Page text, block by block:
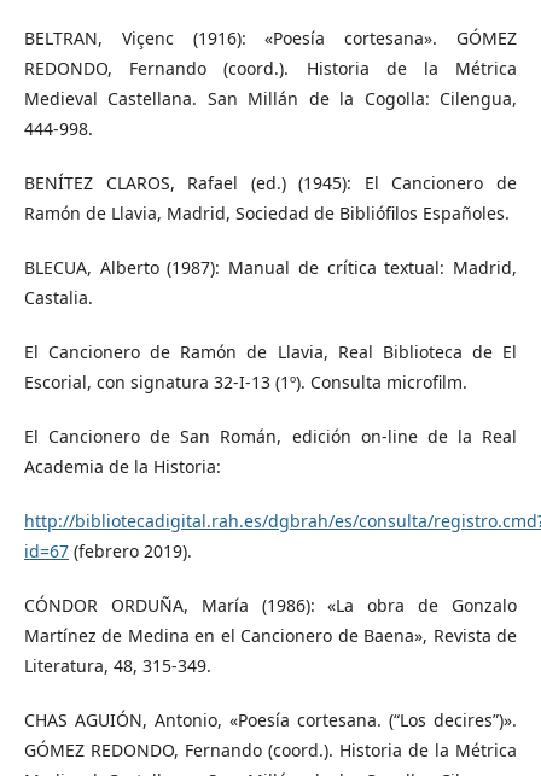
BELTRAN, Viçenc (1916): «Poesía cortesana». GÓMEZ
REDONDO, Fernando (coord.). Historia de la Métrica
Medieval Castellana. San Millán de la Cogolla: Cilengua,
444-998.
BENÍTEZ CLAROS, Rafael (ed.) (1945): El Cancionero de
Ramón de Llavia, Madrid, Sociedad de Bibliófilos Españoles.
BLECUA, Alberto (1987): Manual de crítica textual: Madrid,
Castalia.
El Cancionero de Ramón de Llavia, Real Biblioteca de El
Escorial, con signatura 32-I-13 (1º). Consulta microfilm.
El Cancionero de San Román, edición on-line de la Real
Academia de la Historia:
http://bibliotecadigital.rah.es/dgbrah/es/consulta/
id=67 (febrero 2019).
CÓNDOR ORDUÑA, María (1986): «La obra de Gonzalo
Martínez de Medina en el Cancionero de Baena», Revista de
Literatura, 48, 315-349.
CHAS AGUIÓN, Antonio, «Poesía cortesana. (“Los decires”)».
GÓMEZ REDONDO, Fernando (coord.). Historia de la Métrica